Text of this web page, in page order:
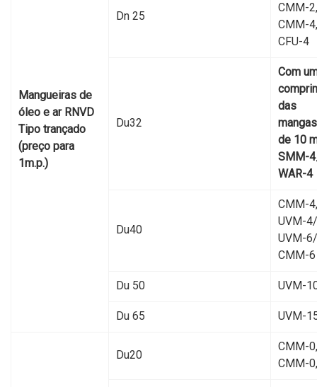
Mangueiras de
óleo e ar RNVD
Tipo trançado
(preço para
1m.p.)
Dn 25
CMM-
CMM-4,
CFU-4
Du32
Com
das
de 10
SMM-
WAR-4
Du40
CMM-4,
UVM-
UVM-
CMM-6
Du 50 UVM-
Du 65 UVM-
Du20
CMM-
CMM-